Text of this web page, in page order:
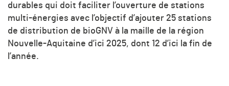
durables qui doit faciliter l’ouverture de stations
multi-énergies avec l’objectif d’ajouter 25 stations
de distribution de bioGNV à la maille de la région
Nouvelle-Aquitaine d’ici 2025, dont 12 d’ici la fin de
l’année.